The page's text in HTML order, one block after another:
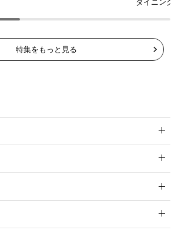
ダイニング
特集をもっと見る